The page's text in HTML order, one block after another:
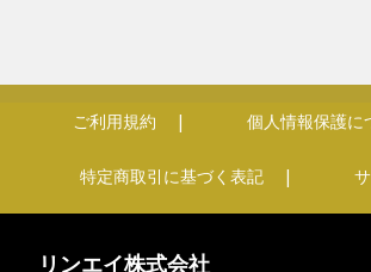
ご利用規約 個人情報保護に
特定商取引に基づく表記
リンエイ株式会社